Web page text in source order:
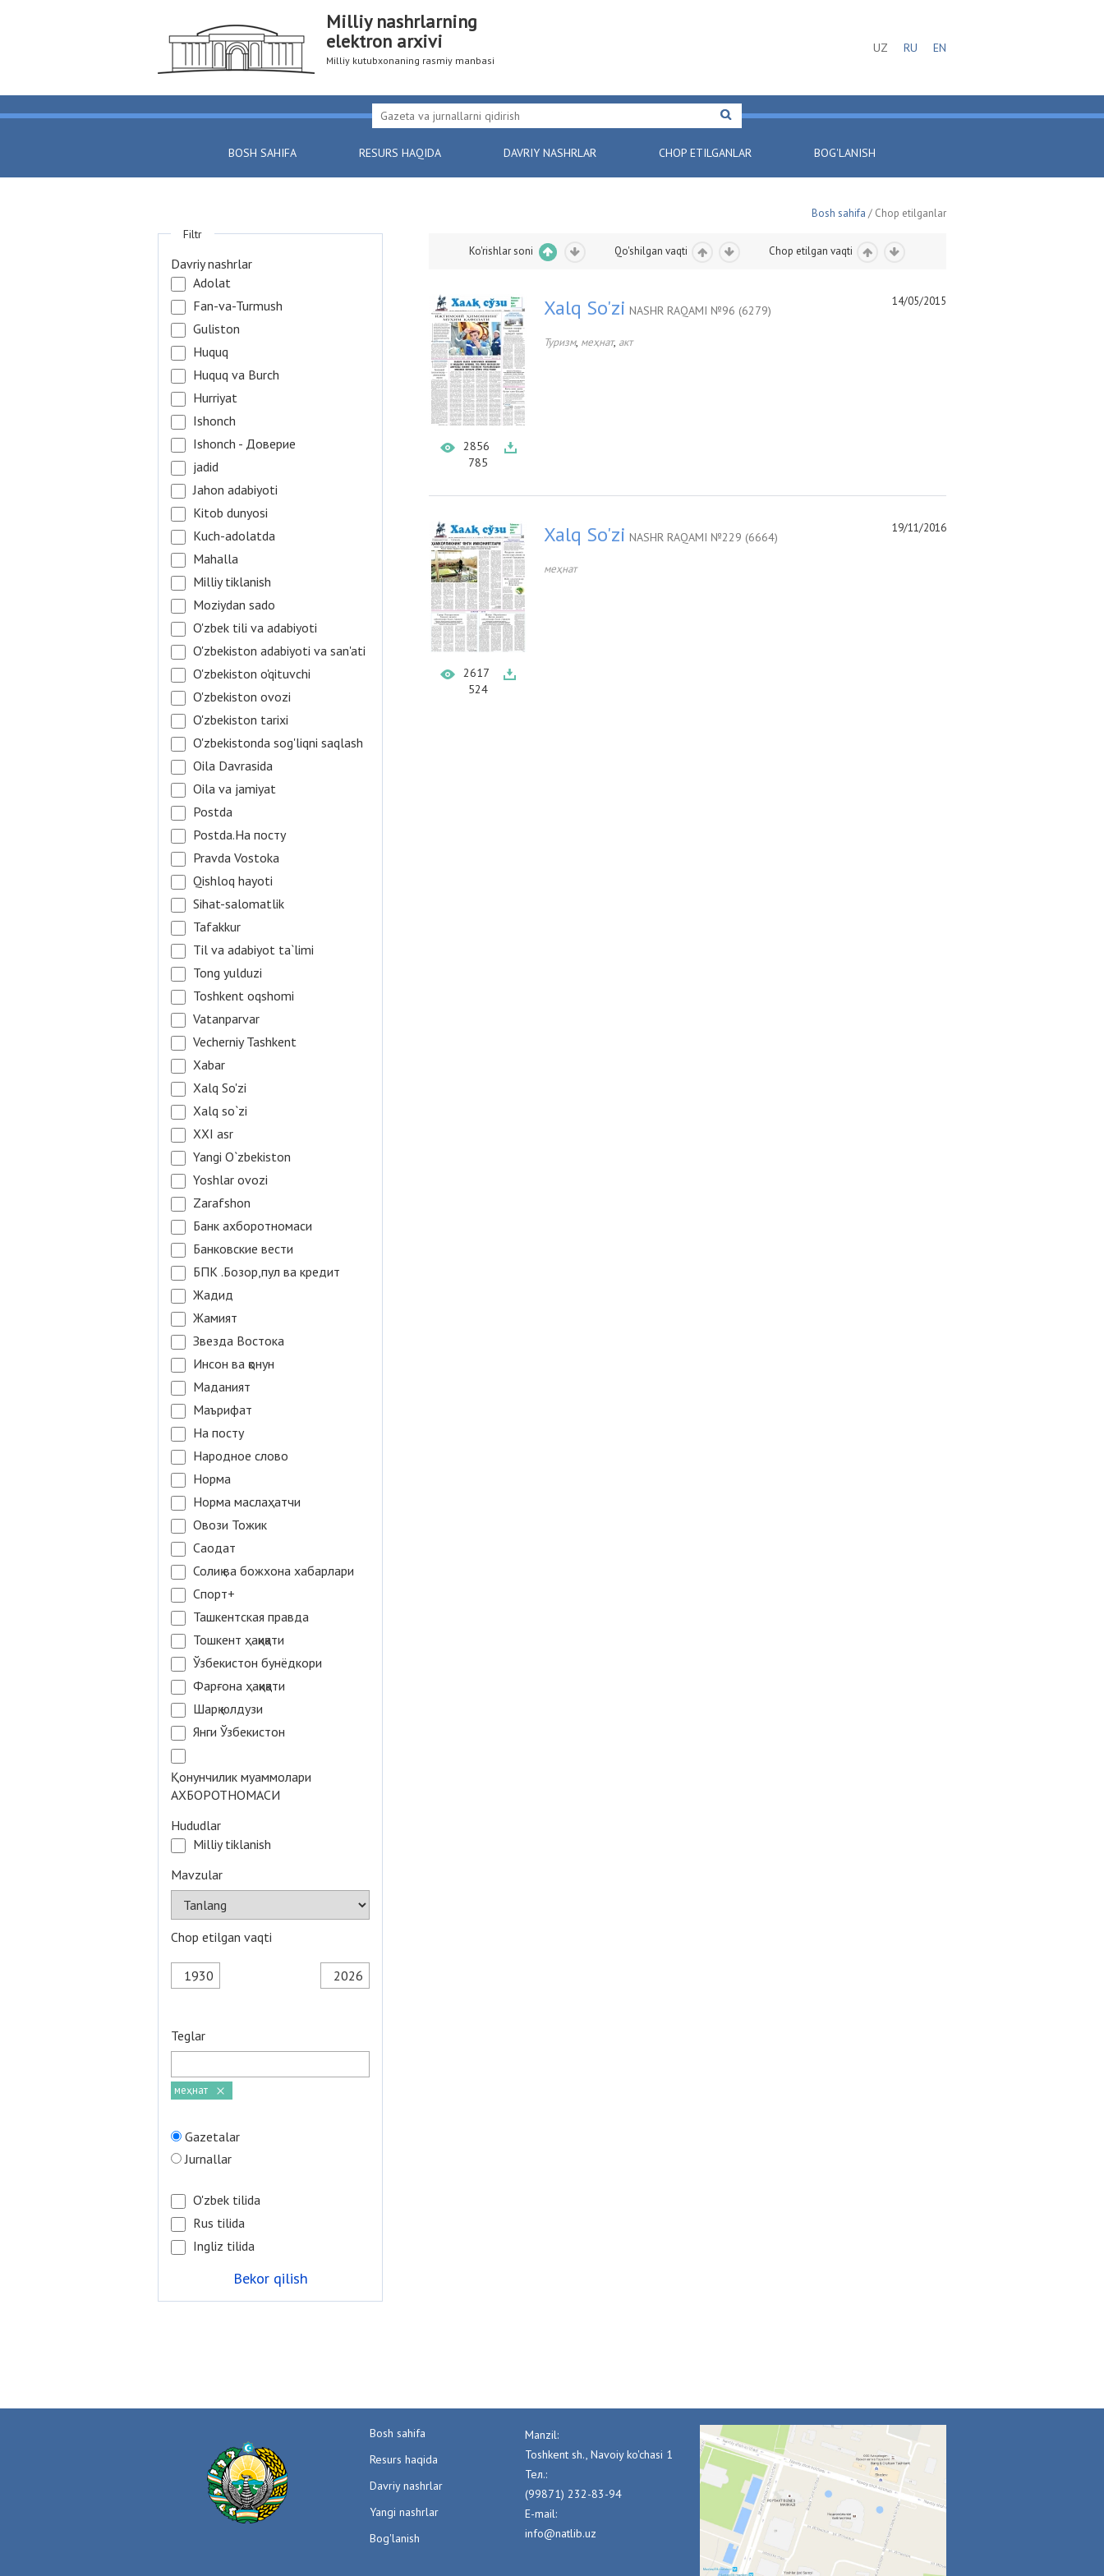
Milliy nashrlarning
elektron arxivi
Milliy kutubxonaning rasmiy manbasi
UZ RU EN
BOSH SAHIFA RESURS HAQIDA DAVRIY NASHRLAR CHOP ETILGANLAR BOG'LANISH
Bosh sahifa / Chop etilganlar
Ko'rishlar soni Qo'shilgan vaqti Chop etilgan vaqti
2856
785
14/05/2015
Xalq So'zi NASHR RAQAMI №96 (6279)
Туризм, меҳнат, акт
2617
524
19/11/2016
Xalq So'zi NASHR RAQAMI №229 (6664)
меҳнат
Filtr
Davriy nashrlar
Adolat
Fan-va-Turmush
Guliston
Huquq
Huquq va Burch
Hurriyat
Ishonch
Ishonch - Доверие
jadid
Jahon adabiyoti
Kitob dunyosi
Kuch-adolatda
Mahalla
Milliy tiklanish
Moziydan sado
O'zbek tili va adabiyoti
O'zbekiston adabiyoti va san'ati
O'zbekiston o'qituvchi
O'zbekiston ovozi
O'zbekiston tarixi
O'zbekistonda sog'liqni saqlash
Oila Davrasida
Oila va jamiyat
Postda
Postda.На посту
Pravda Vostoka
Qishloq hayoti
Sihat-salomatlik
Tafakkur
Til va adabiyot ta`limi
Tong yulduzi
Toshkent oqshomi
Vatanparvar
Vecherniy Tashkent
Xabar
Xalq So'zi
Xalq so`zi
XXI asr
Yangi O`zbekiston
Yoshlar ovozi
Zarafshon
Банк ахборотномаси
Банковские вести
БПК .Бозор,пул ва кредит
Жадид
Жамият
Звезда Востока
Инсон ва қонун
Маданият
Маърифат
На посту
Народное слово
Норма
Норма маслаҳатчи
Овози Тожик
Саодат
Солиқ ва божхона хабарлари
Спорт+
Ташкентская правда
Тошкент ҳақиқати
Ўзбекистон бунёдкори
Фарғона ҳақиқати
Шарқ юлдузи
Янги Ўзбекистон
Қонунчилик муаммолари
АХБОРОТНОМАСИ
Hududlar
Milliy tiklanish
Mavzular
Chop etilgan vaqti
Teglar
меҳнат
Gazetalar
Jurnallar
O'zbek tilida
Rus tilida
Ingliz tilida
Bekor qilish
Bosh sahifa
Resurs haqida
Davriy nashrlar
Yangi nashrlar
Bog'lanish
Manzil:
Toshkent sh., Navoiy ko'chasi 1
Тел.:
(99871) 232-83-94
E-mail:
info@natlib.uz